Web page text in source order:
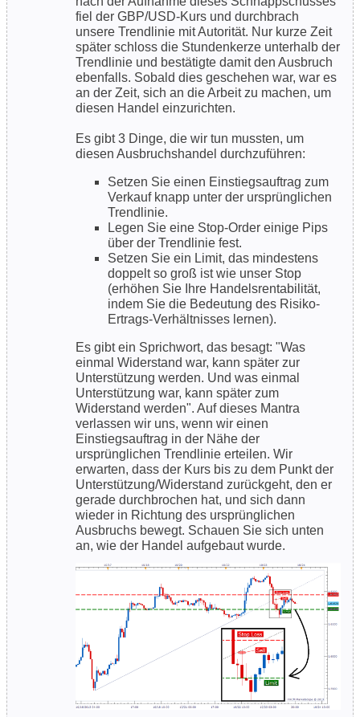
fiel der GBP/USD-Kurs und durchbrach
unsere Trendlinie mit Autorität. Nur kurze Zeit
später schloss die Stundenkerze unterhalb der
Trendlinie und bestätigte damit den Ausbruch
ebenfalls. Sobald dies geschehen war, war es
an der Zeit, sich an die Arbeit zu machen, um
diesen Handel einzurichten.
Es gibt 3 Dinge, die wir tun mussten, um
diesen Ausbruchshandel durchzuführen:
Setzen Sie einen Einstiegsauftrag zum
Verkauf knapp unter der ursprünglichen
Trendlinie.
Legen Sie eine Stop-Order einige Pips
über der Trendlinie fest.
Setzen Sie ein Limit, das mindestens
doppelt so groß ist wie unser Stop
(erhöhen Sie Ihre Handelsrentabilität,
indem Sie die Bedeutung des Risiko-
Ertrags-Verhältnisses lernen).
Es gibt ein Sprichwort, das besagt: "Was
einmal Widerstand war, kann später zur
Unterstützung werden. Und was einmal
Unterstützung war, kann später zum
Widerstand werden". Auf dieses Mantra
verlassen wir uns, wenn wir einen
Einstiegsauftrag in der Nähe der
ursprünglichen Trendlinie erteilen. Wir
erwarten, dass der Kurs bis zu dem Punkt der
Unterstützung/Widerstand zurückgeht, den er
gerade durchbrochen hat, und sich dann
wieder in Richtung des ursprünglichen
Ausbruchs bewegt. Schauen Sie sich unten
an, wie der Handel aufgebaut wurde.